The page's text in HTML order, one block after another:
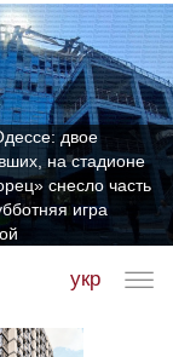
двое
на стадионе
снесло часть
игра
укр